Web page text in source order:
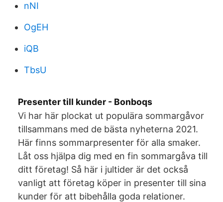
nNI
OgEH
iQB
TbsU
Presenter till kunder - Bonboqs
Vi har här plockat ut populära sommargåvor
tillsammans med de bästa nyheterna 2021.
Här finns sommarpresenter för alla smaker.
Låt oss hjälpa dig med en fin sommargåva till
ditt företag! Så här i jultider är det också
vanligt att företag köper in presenter till sina
kunder för att bibehålla goda relationer.